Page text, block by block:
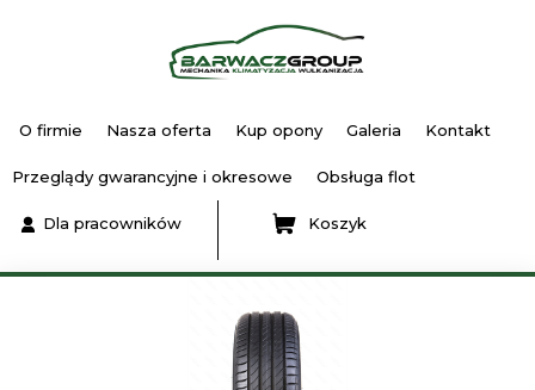
O firmie Nasza oferta Kup opony Galeria Kontakt
Przeglądy gwarancyjne i okresowe Obsługa flot
Dla pracowników Koszyk